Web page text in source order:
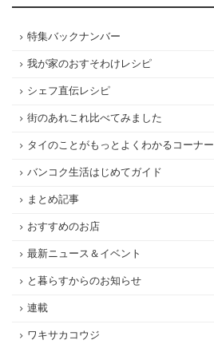
特集バックナンバー
我が家のおすそわけレシピ
シェフ直伝レシピ
街のあれこれ比べてみました
タイのことがもっとよくわかるコーナー
バンコク生活はじめてガイド
まとめ記事
おすすめのお店
最新ニュース＆イベント
と暮らすからのお知らせ
連載
ワキサカコウジ